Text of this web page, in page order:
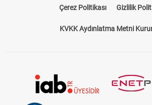
Çerez Politikası Gizlilik
KVKK Aydınlatma Metni